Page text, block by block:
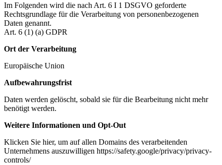
Im Folgenden wird die nach Art. 6 I 1 DSGVO geforderte
Rechtsgrundlage für die Verarbeitung von personenbezogenen
Daten genannt.
Art. 6 (1) (a) GDPR
Ort der Verarbeitung
Europäische Union
Aufbewahrungsfrist
Daten werden gelöscht, sobald sie für die Bearbeitung nicht mehr
benötigt werden.
Weitere Informationen und Opt-Out
Klicken Sie hier, um auf allen Domains des verarbeitenden
Unternehmens auszuwilligen https://safety.google/privacy/privacy-
controls/